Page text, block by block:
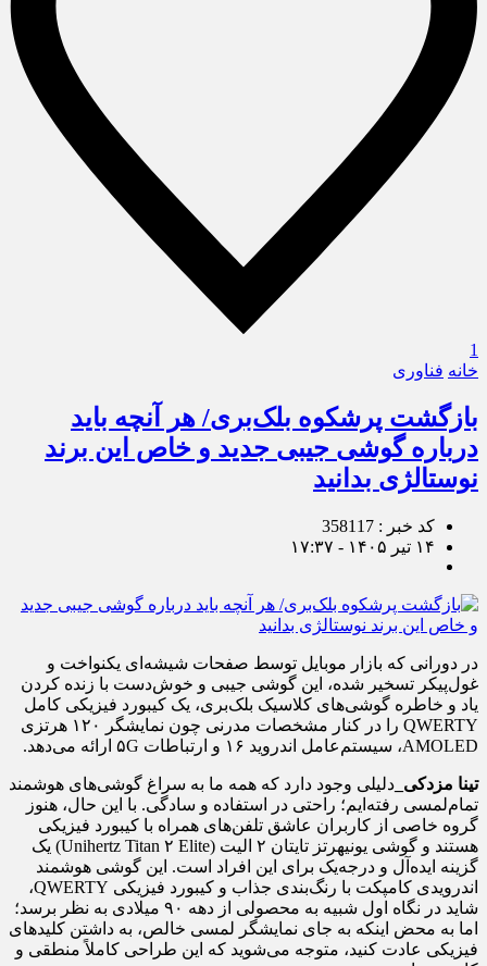
1
خانه فناوری
بازگشت پرشکوه بلک‌بری/ هر آنچه باید
درباره گوشی جیبی جدید و خاص این برند
نوستالژی بدانید
کد خبر : 358117
۱۴ تیر ۱۴۰۵ - ۱۷:۳۷
در دورانی که بازار موبایل توسط صفحات شیشه‌ای یکنواخت و
غول‌پیکر تسخیر شده، این گوشی جیبی و خوش‌دست با زنده کردن
یاد و خاطره گوشی‌های کلاسیک بلک‌بری، یک کیبورد فیزیکی کامل
QWERTY را در کنار مشخصات مدرنی چون نمایشگر ۱۲۰ هرتزی
AMOLED، سیستم‌عامل اندروید ۱۶ و ارتباطات ۵G ارائه می‌دهد.
تینا مزدکی_ دلیلی وجود دارد که همه ما به سراغ گوشی‌های هوشمند
تمام‌لمسی رفته‌ایم؛ راحتی در استفاده و سادگی. با این حال، هنوز
گروه خاصی از کاربران عاشق تلفن‌های همراه با کیبورد فیزیکی
هستند و گوشی یونیهرتز تایتان ۲ الیت (Unihertz Titan ۲ Elite) یک
گزینه ایده‌آل و درجه‌یک برای این افراد است. این گوشی هوشمند
اندرویدی کامپکت با رنگ‌بندی جذاب و کیبورد فیزیکی QWERTY،
شاید در نگاه اول شبیه به محصولی از دهه ۹۰ میلادی به نظر برسد؛
اما به محض اینکه به جای نمایشگر لمسی خالص، به داشتن کلیدهای
فیزیکی عادت کنید، متوجه می‌شوید که این طراحی کاملاً منطقی و